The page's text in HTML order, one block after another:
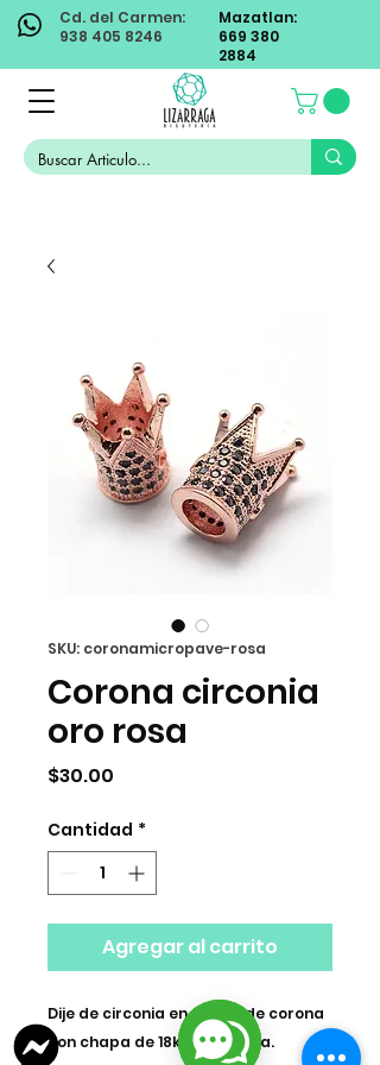
Cd. del Carmen:
938 405 8246
Mazatlan:
669 380
2884
SKU: coronamicropave-rosa
Corona circonia
oro rosa
$30.00
Cantidad *
Agregar al carrito
Dije de circonia en forma de corona
con chapa de 18k Importada.